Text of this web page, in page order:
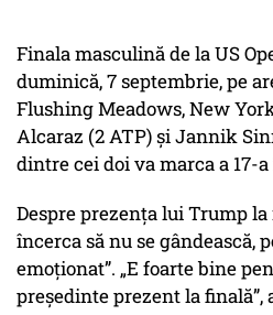
Finala masculină de la US
duminică, 7 septembrie, pe
Flushing Meadows, New
Alcaraz (2 ATP) și Jannik
dintre cei doi va marca a
Despre prezența lui Trump la
încerca să nu se gândească,
emoționat”. „E foarte bine
președinte prezent la finală”,